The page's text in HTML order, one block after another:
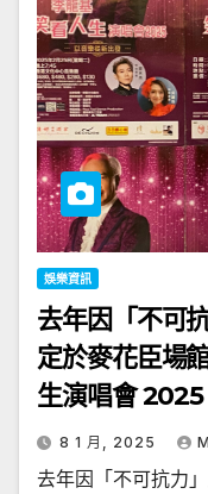
娛樂資訊
去年因「不可
定於麥花臣場
生演唱會 2025
8 1 月, 2025
去年因「不可抗力